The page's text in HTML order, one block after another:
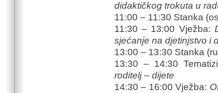
didaktičkog trokuta u
11:00 – 11:30 Stanka
11:30 – 13:00 Vježba:
sjećanje na djetinjstvo i
13:00 – 13:30 Stanka
13:30 – 14:30
roditelj – dijete
14:30 – 16:00 Vježba: